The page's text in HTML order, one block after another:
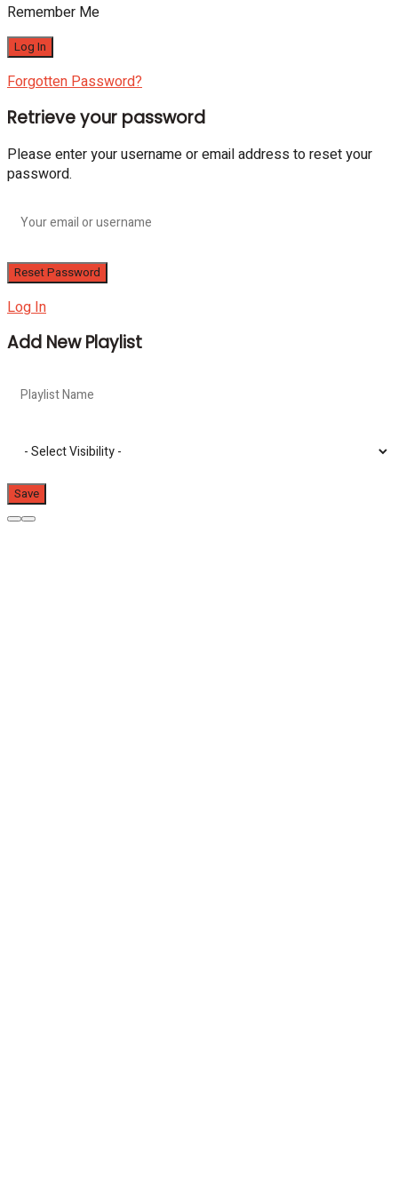
Remember Me
Forgotten Password?
Retrieve your password
Please enter your username or email address to reset your
password.
Log In
Add New Playlist